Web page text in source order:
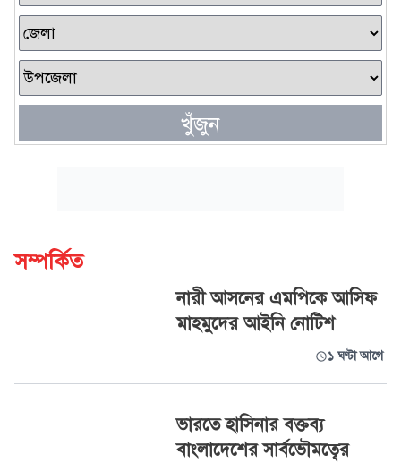
খুঁজুন
সম্পর্কিত
নারী আসনের এমপিকে আসিফ
মাহমুদের আইনি নোটিশ
১ ঘণ্টা আগে
ভারতে হাসিনার বক্তব্য
বাংলাদেশের সার্বভৌমত্বের